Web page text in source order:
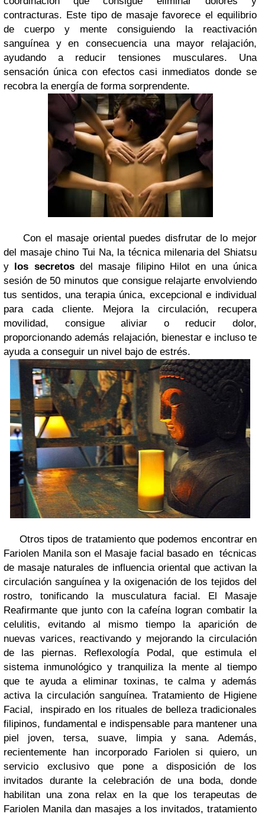
contracturas. Este tipo de masajefavorece el equilibrio
de cuerpo y mente consiguiendo la reactivación
sanguínea y en consecuencia una mayor relajación,
ayudando a reducir tensiones musculares. Una
sensación única con efectos casi inmediatos donde se
recobra la energía de forma sorprendente.
Con el masaje oriental puedes disfrutar de lo mejor
del masaje chino Tui Na, la técnica milenaria del Shiatsu
y los secretosdel masaje filipino Hilot en una única
sesión de 50 minutos que consigue relajarte envolviendo
tus sentidos, una terapia única, excepcional e individual
para cada cliente. Mejora la circulación, recupera
movilidad, consigue aliviar o reducir dolor,
proporcionando además relajación, bienestar e incluso te
ayuda a conseguir un nivel bajo de estrés.
Otros tipos de tratamiento que podemos encontrar en
Fariolen Manila son el Masaje facial basado en técnicas
de masaje naturales de influencia oriental que activan la
circulación sanguínea y la oxigenación de los tejidos del
rostro, tonificando la musculatura facial.
El Masaje
Reafirmante que junto con la cafeína logran combatir la
celulitis, evitando al mismo tiempo la aparición de
nuevas varices, reactivando y mejorando la circulación
de las piernas.
Reflexología Podal , que estimula el
sistema inmunológico y tranquiliza la mente al tiempo
que te ayuda a eliminar toxinas, te calma y además
activa la circulación sanguínea. Tratamiento de Higiene
Facial , inspirado en los rituales de belleza tradicionales
filipinos, fundamental e indispensable para mantener una
piel joven, tersa, suave, limpia y sana. Además,
recientemente han incorporado
Fariolen si quiero, un
servicio exclusivo que pone a disposición de los
invitados durante la celebración de una boda, donde
habilitan una zona relax en la que los terapeutas de
Fariolen Manila dan masajes a los invitados, tratamiento